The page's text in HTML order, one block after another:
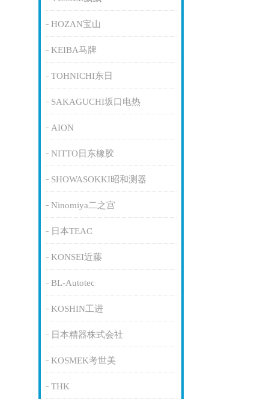
HOZAN宝山
KEIBA马牌
TOHNICHI东日
SAKAGUCHI坂口电热
AION
NITTO日东橡胶
SHOWASOKKI昭和测器
Ninomiya二之宫
日本TEAC
KONSEI近藤
BL-Autotec
KOSHIN工进
日本精器株式会社
KOSMEK考世美
THK